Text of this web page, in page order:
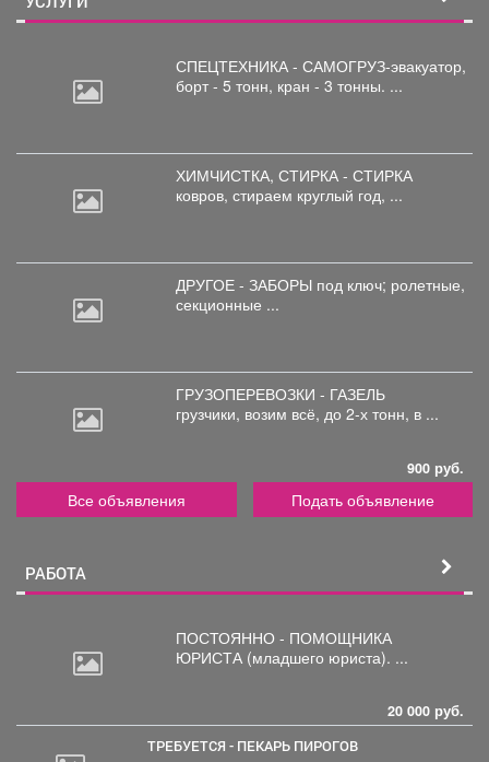
СПЕЦТЕХНИКА - САМОГРУЗ-эвакуатор,
борт - 5 тонн, кран - 3 тонны. ...
ХИМЧИСТКА, СТИРКА - СТИРКА
ковров, стираем круглый год, ...
ДРУГОЕ - ЗАБОРЫ под ключ; ролетные,
секционные ...
ГРУЗОПЕРЕВОЗКИ - ГАЗЕЛЬ
грузчики, возим всё, до 2-х тонн, в ...
900 руб.
Все объявления Подать объявление
РАБОТА
ПОСТОЯННО - ПОМОЩНИКА
ЮРИСТА
(младшего юриста). ...
20 000 руб.
ТРЕБУЕТСЯ - ПЕКАРЬ ПИРОГОВ